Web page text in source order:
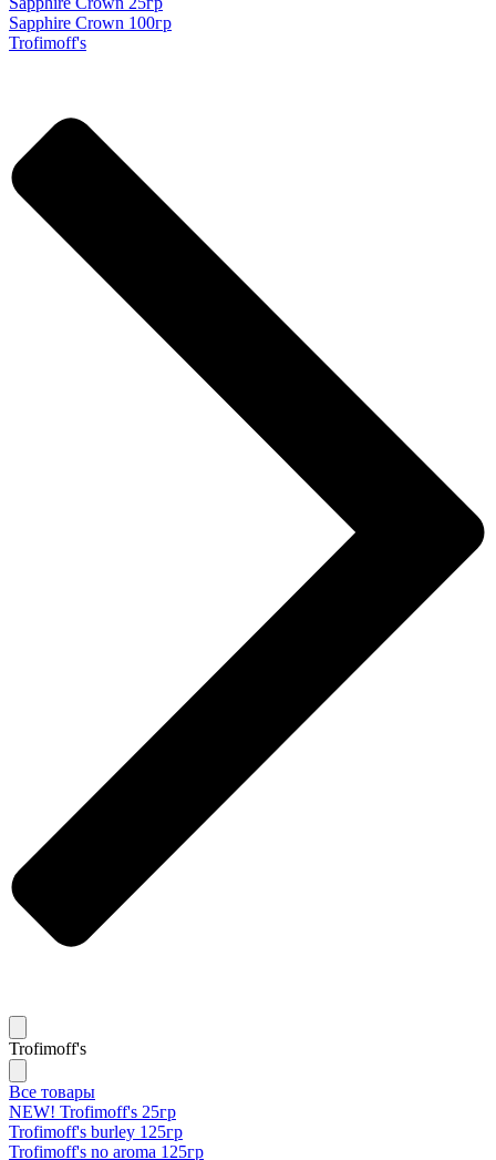
Sapphire Crown 100гр
Trofimoff's
Trofimoff's
Все товары
NEW! Trofimoff's 25гр
Trofimoff's burley 125гр
Trofimoff's no aroma 125гр